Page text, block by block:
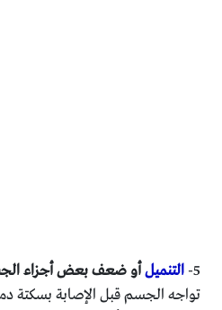
5- التنميلأو ضعف بعض أجزاء
تواجه الجسم قبل الإصابة بسكتة